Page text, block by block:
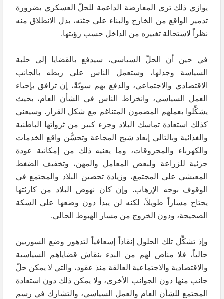
يوازي ذلك ترى المعارضة الداعمة للحلّ العسكري بضرورة
تدمير الواقع من الخارج والبناء على جثته، بدل الانطلاق منه
نظراً لاستحالة تغييره من الداخل حسب رؤيتها.
في حين أن الحلّ السياسي، سيدفع بالقضايا إلى حلبة
السياسة وجدلها، وستعمل الناس على ربطه بالجانب
الاقتصادي والاجتماعي، والدفع بهم سويّةً، إن ترافق بإحياء
العمل السياسي، وانخراط الناس في الشأن العام، بحيث
يشكِّلوا بعملهم المضمون المتناغم مع شكل القرار. وسيعني
كذلك استعادة تماسك البلاد وجزء كبير من ثرواتها الباطنية
والغذائية وبالتالي إبعاد شبح المجاعة وتحسُّن واقع الخدمات
والكهرباء والمحروقات، وما يعنيه ذلك من إمكانية عودة
جزئية للزراعة ولبعض المعامل والمهن، وتخفيف الضغط
المعيشي على المجتمع، وزيادة تحصين البلاد والمجتمع في
الوقوف بوجه الإرهاب. وإن كان نهوض البلاد من كارثتها
يحتاج مساراً طويلاً، لكنه لن يبدأ دون وضعها على السكة
الصحيحة، ودون الخروج من مسار الهبوط الحالي.
وإذ تشكِّل تلك الحلول إنقاذاً إسعافياً لتدهور وضع السوريين
حالياً، فلا مناص لهم من البدء بنقاش قضاياهم السياسية
والاقتصادية والاجتماعية العالقة منذ عقود، والتي لا يمكن حلّ
جانب منها دون الجوانب الأخرى، ولا يمكن ذلك دون استعادة
المجتمع للشأن العام والعمل السياسي، والتشارك في رسم